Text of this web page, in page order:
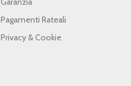
Pagamenti Rateali
Privacy & Cookie